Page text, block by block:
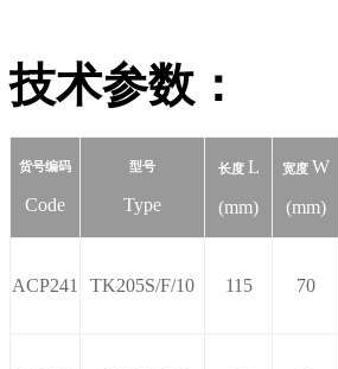
技术参数：
货号编码
Code
型号
Type
长度 L
(mm)
宽度 W
(mm)
ACP241 TK205S/F/10 115 70